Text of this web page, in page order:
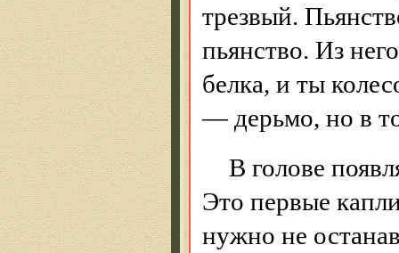
трезвый.
пьянство. Из
белка, и ты
— дерьмо, но в
В голове
Это первые
нужно не